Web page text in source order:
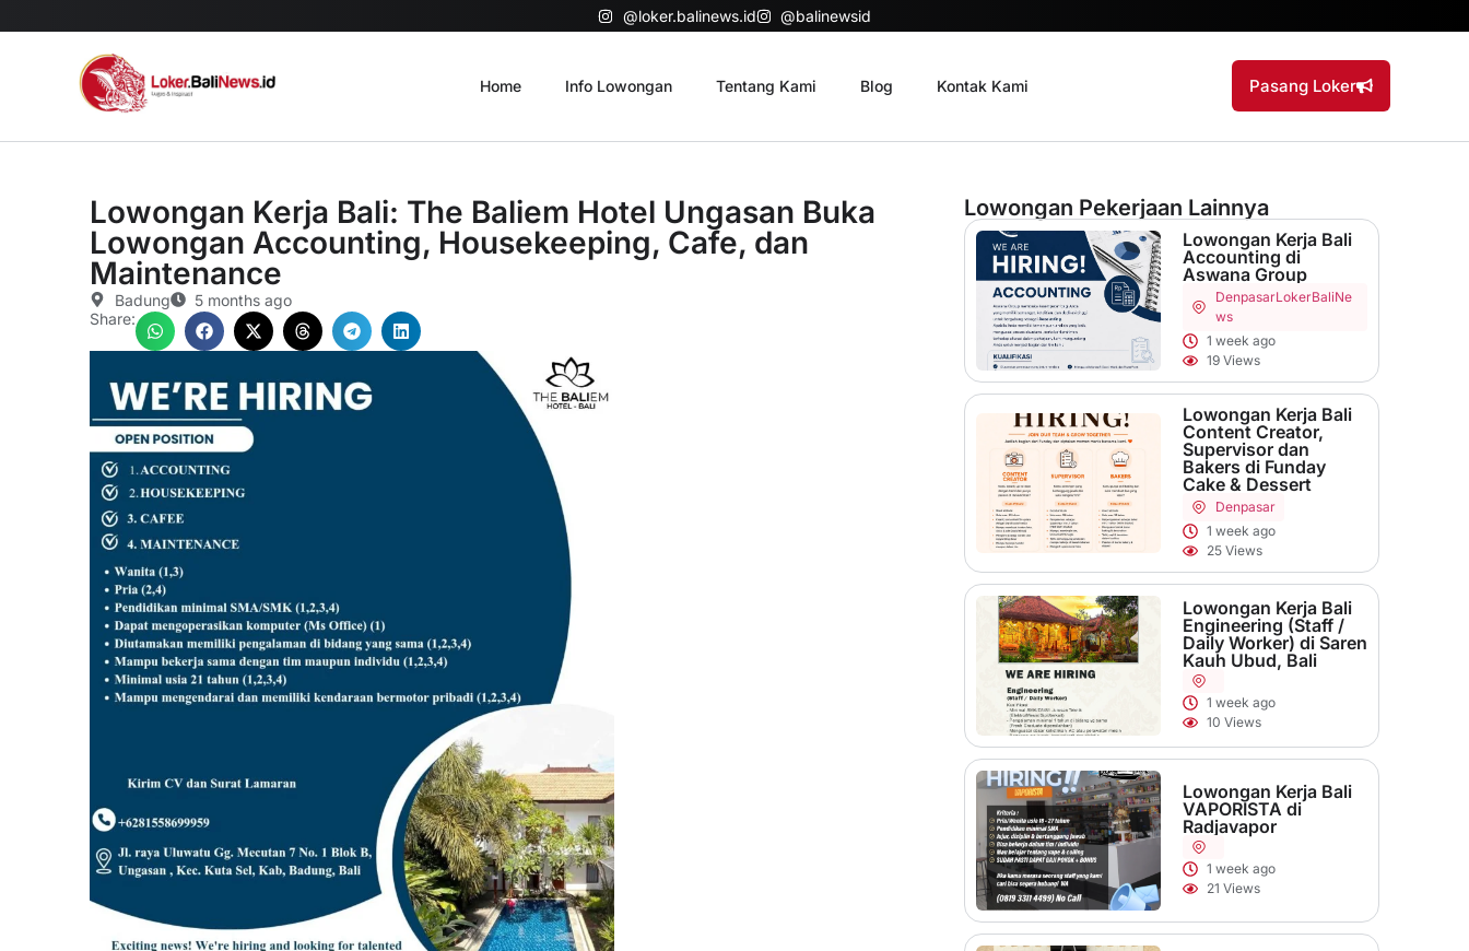
@loker.balinews.id @balinewsid
Home Info Lowongan Tentang Kami Blog Kontak Kami Pasang Loker
Lowongan Kerja Bali: The Baliem Hotel Ungasan Buka
Lowongan Accounting, Housekeeping, Cafe, dan
Maintenance
Badung
5 months ago
Share:
Lowongan Pekerjaan Lainnya
Lowongan Kerja Bali
Accounting di
Aswana Group
DenpasarLokerBaliNe
ws
1 week ago
19 Views
Lowongan Kerja Bali
Content Creator,
Supervisor dan
Bakers di Funday
Cake & Dessert
Denpasar
1 week ago
25 Views
Lowongan Kerja Bali
Engineering (Staff /
Daily Worker) di Saren
Kauh Ubud, Bali
1 week ago
10 Views
Lowongan Kerja Bali
VAPORISTA di
Radjavapor
1 week ago
21 Views